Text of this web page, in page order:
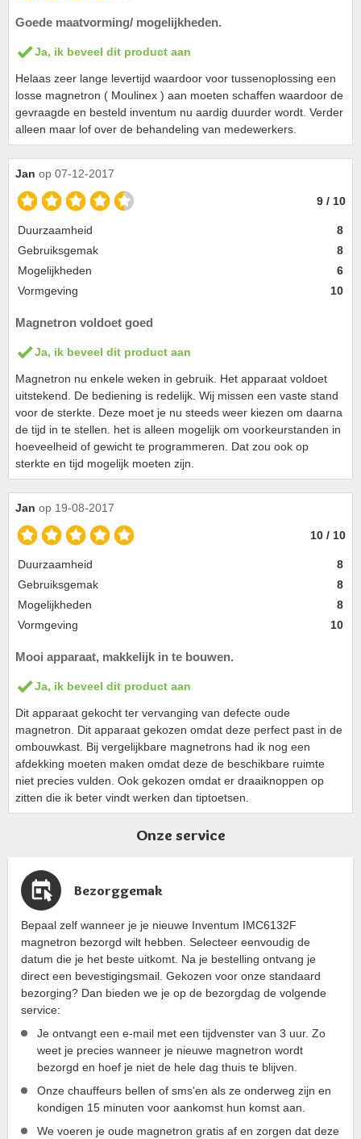
Goede maatvorming/ mogelijkheden.
Ja, ik beveel dit product aan
Helaas zeer lange levertijd waardoor voor tussenoplossing een
losse magnetron ( Moulinex ) aan moeten schaffen waardoor de
gevraagde en besteld inventum nu aardig duurder wordt. Verder
alleen maar lof over de behandeling van medewerkers.
Jan op 07-12-2017
9 / 10
Duurzaamheid
8
Gebruiksgemak
8
Mogelijkheden
6
Vormgeving
10
Magnetron voldoet goed
Ja, ik beveel dit product aan
Magnetron nu enkele weken in gebruik. Het apparaat voldoet
uitstekend. De bediening is redelijk. Wij missen een vaste stand
voor de sterkte. Deze moet je nu steeds weer kiezen om daarna
de tijd in te stellen. het is alleen mogelijk om voorkeurstanden in
hoeveelheid of gewicht te programmeren. Dat zou ook op
sterkte en tijd mogelijk moeten zijn.
Jan op 19-08-2017
10 / 10
Duurzaamheid
8
Gebruiksgemak
8
Mogelijkheden
8
Vormgeving
10
Mooi apparaat, makkelijk in te bouwen.
Ja, ik beveel dit product aan
Dit apparaat gekocht ter vervanging van defecte oude
magnetron. Dit apparaat gekozen omdat deze perfect past in de
ombouwkast. Bij vergelijkbare magnetrons had ik nog een
afdekking moeten maken omdat deze de beschikbare ruimte
niet precies vulden. Ook gekozen omdat er draaiknoppen op
zitten die ik beter vindt werken dan tiptoetsen.
Onze service
Bezorggemak
Bepaal zelf wanneer je je nieuwe Inventum IMC6132F
magnetron bezorgd wilt hebben. Selecteer eenvoudig de
datum die je het beste uitkomt. Na je bestelling ontvang je
direct een bevestigingsmail. Gekozen voor onze standaard
bezorging? Dan bieden we je op de bezorgdag de volgende
service:
Je ontvangt een e-mail met een tijdvenster van 3 uur. Zo
weet je precies wanneer je nieuwe magnetron wordt
bezorgd en hoef je niet de hele dag thuis te blijven.
Onze chauffeurs bellen of sms'en als ze onderweg zijn en
kondigen 15 minuten voor aankomst hun komst aan.
We voeren je oude magnetron gratis af en zorgen dat deze